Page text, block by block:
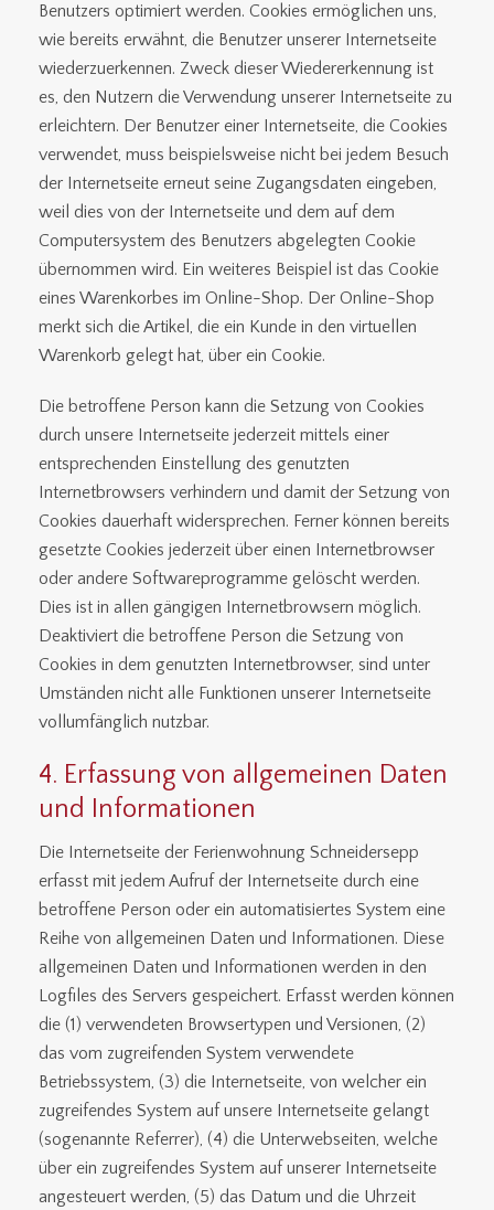
Benutzers optimiert werden. Cookies ermöglichen uns,
wie bereits erwähnt, die Benutzer unserer Internetseite
wiederzuerkennen. Zweck dieser Wiedererkennung ist
es, den Nutzern die Verwendung unserer Internetseite zu
erleichtern. Der Benutzer einer Internetseite, die Cookies
verwendet, muss beispielsweise nicht bei jedem Besuch
der Internetseite erneut seine Zugangsdaten eingeben,
weil dies von der Internetseite und dem auf dem
Computersystem des Benutzers abgelegten Cookie
übernommen wird. Ein weiteres Beispiel ist das Cookie
eines Warenkorbes im Online-Shop. Der Online-Shop
merkt sich die Artikel, die ein Kunde in den virtuellen
Warenkorb gelegt hat, über ein Cookie.
Die betroffene Person kann die Setzung von Cookies
durch unsere Internetseite jederzeit mittels einer
entsprechenden Einstellung des genutzten
Internetbrowsers verhindern und damit der Setzung von
Cookies dauerhaft widersprechen. Ferner können bereits
gesetzte Cookies jederzeit über einen Internetbrowser
oder andere Softwareprogramme gelöscht werden.
Dies ist in allen gängigen Internetbrowsern möglich.
Deaktiviert die betroffene Person die Setzung von
Cookies in dem genutzten Internetbrowser, sind unter
Umständen nicht alle Funktionen unserer Internetseite
vollumfänglich nutzbar.
4. Erfassung von allgemeinen Daten
und Informationen
Die Internetseite der Ferienwohnung Schneidersepp
erfasst mit jedem Aufruf der Internetseite durch eine
betroffene Person oder ein automatisiertes System eine
Reihe von allgemeinen Daten und Informationen. Diese
allgemeinen Daten und Informationen werden in den
Logfiles des Servers gespeichert. Erfasst werden können
die (1) verwendeten Browsertypen und Versionen, (2)
das vom zugreifenden System verwendete
Betriebssystem, (3) die Internetseite, von welcher ein
zugreifendes System auf unsere Internetseite gelangt
(sogenannte Referrer), (4) die Unterwebseiten, welche
über ein zugreifendes System auf unserer Internetseite
angesteuert werden, (5) das Datum und die Uhrzeit